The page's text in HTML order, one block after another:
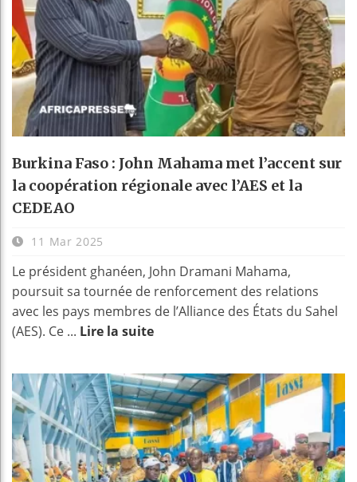
Burkina Faso : John Mahama met l’accent sur
la coopération régionale avec l’AES et la
CEDEAO
11 Mar 2025
Le président ghanéen, John Dramani Mahama,
poursuit sa tournée de renforcement des relations
avec les pays membres de l’Alliance des États du Sahel
(AES). Ce ... Lire la suite